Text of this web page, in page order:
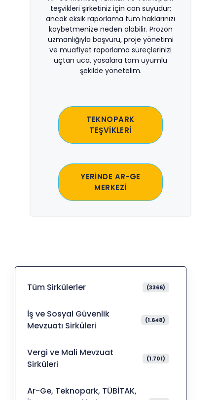
teşvikleri şirketiniz için can suyudur;
ancak eksik raporlama tüm haklarınızı
kaybetmenize neden olabilir. Prozon
uzmanlığıyla başvuru, proje yönetimi
ve muafiyet raporlama süreçlerinizi
uçtan uca, yasalara tam uyumlu
şekilde yönetelim.
TEKNOPARK
TEŞVİKLERİ
YERİNDE AR-GE
MERKEZİ
Tüm Sirkülerler (3366)
İş ve Sosyal Güvenlik
Mevzuatı Sirküleri
(1.648)
Vergi ve Mali Mevzuat
Sirküleri
(1.701)
Ar-Ge, Teknopark, TÜBİTAK,